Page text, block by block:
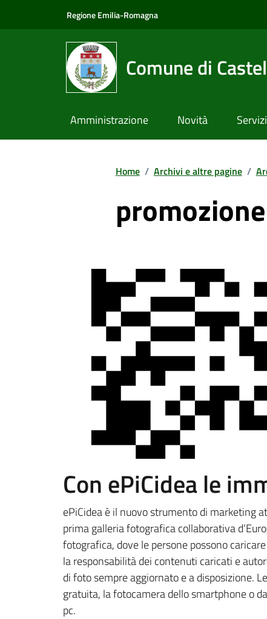
Regione Emilia-Romagna
Comune di
Amministrazione Novità Servizi
Home / Archivi e altre pagine /
Con ePiCidea le
ePiCidea è il nuovo strumento di marketing
prima galleria fotografica collaborativa
fotografica, dove le persone possono
la responsabilità dei contenuti caricati e
di foto sempre aggiornato e a disposizione.
gratuita, la fotocamera dello smartphone o
pc.